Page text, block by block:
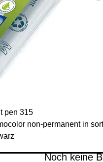
pen 315
non-permanent in
Noch keine